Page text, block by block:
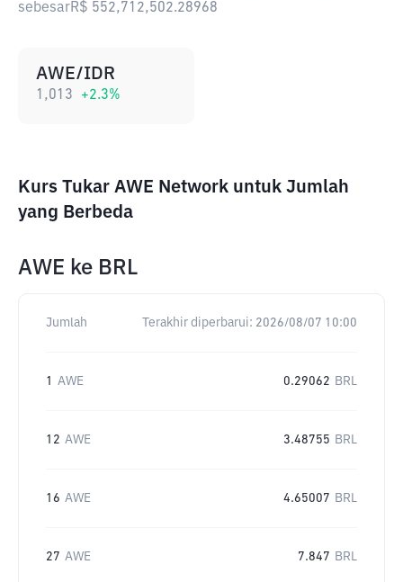
sebesarR$ 552,712,502.28968
AWE/IDR
1,013 +2.3%
Kurs Tukar AWE Network untuk Jumlah
yang Berbeda
AWE ke BRL
Jumlah Terakhir diperbarui: 2026/08/07 10:00
1 AWE 0.29062 BRL
12 AWE 3.48755 BRL
16 AWE 4.65007 BRL
27 AWE 7.847 BRL